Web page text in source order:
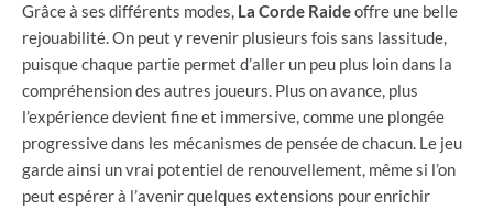
Grâce à ses différents modes, La Corde Raideoffre une belle
rejouabilité. On peut y revenir plusieurs fois sans lassitude,
puisque chaque partie permet d’aller un peu plus loin dans la
compréhension des autres joueurs. Plus on avance, plus
l’expérience devient fine et immersive, comme une plongée
progressive dans les mécanismes de pensée de chacun. Le jeu
garde ainsi un vrai potentiel de renouvellement, même si l’on
peut espérer à l’avenir quelques extensions pour enrichir